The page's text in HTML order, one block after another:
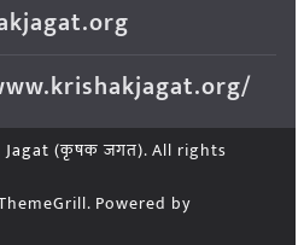
Jagat (कृषक जगत). All rights
Powered by